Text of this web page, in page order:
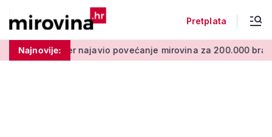
Pretplata
Najnovije:
najavio povećanje mirovina za 200.000 branitelja: Zakon u